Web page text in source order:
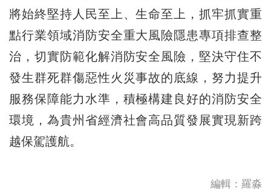
將始終堅持人民至上、生命至上，抓牢抓實重
點行業領域消防安全重大風險隱患專項排查整
治，切實防範化解消防安全風險，堅決守住不
發生群死群傷惡性火災事故的底線，努力提升
服務保障能力水準，積極構建良好的消防安全
環境，為貴州省經濟社會高品質發展實現新跨
越保駕護航。
編輯：羅淼